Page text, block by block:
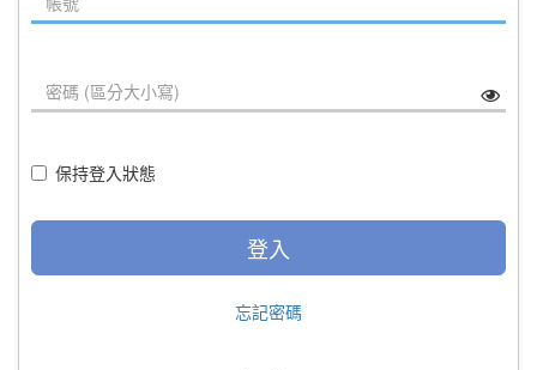
保持登入狀態
登入
忘記密碼